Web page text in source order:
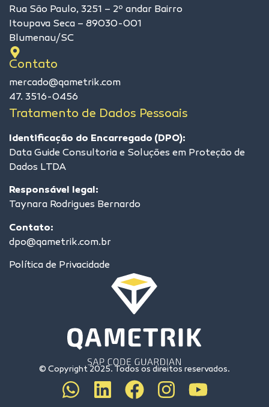
© Copyright 2025. Todos os direitos reservados.
Rua São Paulo, 3251 – 2º andar Bairro
Itoupava Seca – 89030-001
Blumenau/SC
Contato
mercado@qametrik.com
47. 3516-0456
Tratamento de Dados Pessoais
Identificação do Encarregado (DPO):
Data Guide Consultoria e Soluções em Proteção de
Dados LTDA
Responsável legal:
Taynara Rodrigues Bernardo
Contato:
dpo@qametrik.com.br
Política de Privacidade